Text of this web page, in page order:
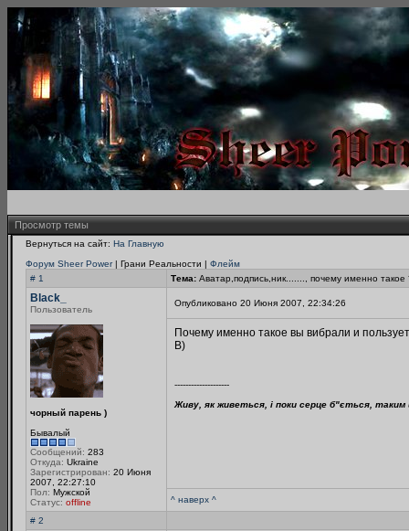
Просмотр темы
Вернуться на сайт: На Главную
Форум Sheer Power| Грани Реальности | Флейм
# 1
Тема: Аватар,подпись,ник......., почему именно такое
Black_
Пользователь
чорный парень )
Бывалый
Сообщений: 283
Откуда: Ukraine
Зарегистрирован: 20 Июня
2007, 22:27:10
Пол: Мужской
Статус: offline
Опубликовано 20 Июня 2007, 22:34:26
Почему именно такое вы вибрали и
B)
--------------------
Живу, як живеться, і поки серце б"ється, таким
^ наверх ^
# 2